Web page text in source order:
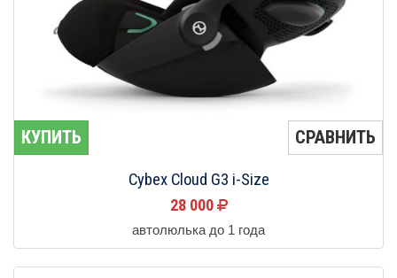
КУПИТЬ СРАВНИТЬ
Cybex Cloud G3 i-Size
28 000
автолюлька до 1 года